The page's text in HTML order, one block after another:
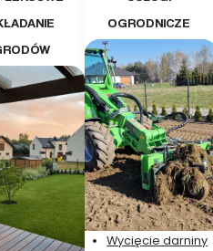
OGRODNICZE
Wycięcie darniny